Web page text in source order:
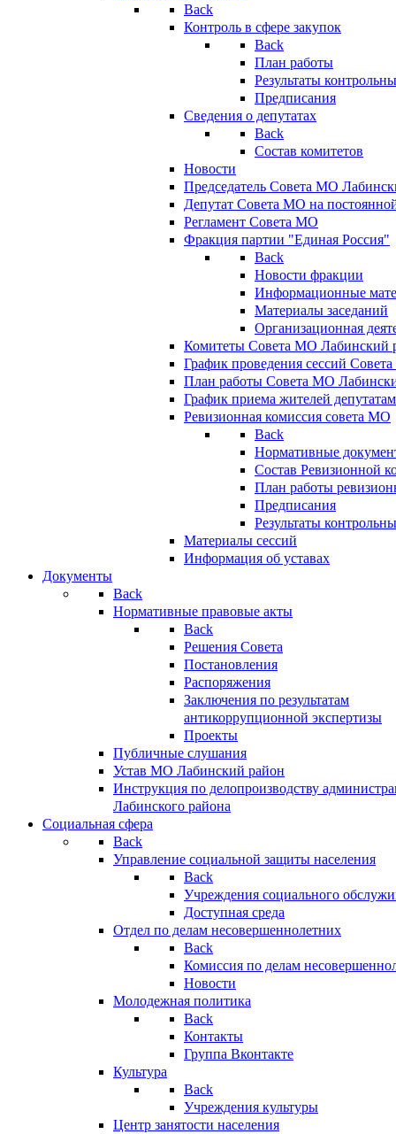
Back
Контроль в сфере закупок
Back
План работы
Результаты
Предписания
Сведения о депутатах
Back
Состав комитетов
Новости
Председатель Совета МО
Депутат Совета МО на
Регламент Совета МО
Фракция партии "Единая Россия"
Back
Новости фракции
Информационные
Материалы заседаний
Организационная
Комитеты Совета МО Лабинский
График проведения сессий
План работы Совета МО
График приема жителей
Ревизионная комиссия совета МО
Back
Нормативные
Состав Ревизионной
План работы
Предписания
Результаты
Материалы сессий
Информация об уставах
Документы
Back
Нормативные правовые акты
Back
Решения Совета
Постановления
Распоряжения
Заключения по результатам
антикоррупционной экспертизы
Проекты
Публичные слушания
Устав МО Лабинский район
Инструкция по делопроизводству
Лабинского района
Социальная сфера
Back
Управление социальной защиты населения
Back
Учреждения социального
Доступная среда
Отдел по делам несовершеннолетних
Back
Комиссия по делам
Новости
Молодежная политика
Back
Контакты
Группа Вконтакте
Культура
Back
Учреждения культуры
Центр занятости населения